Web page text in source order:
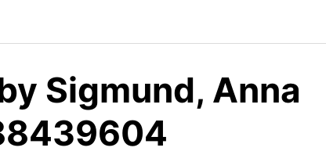
Sigmund, Anna